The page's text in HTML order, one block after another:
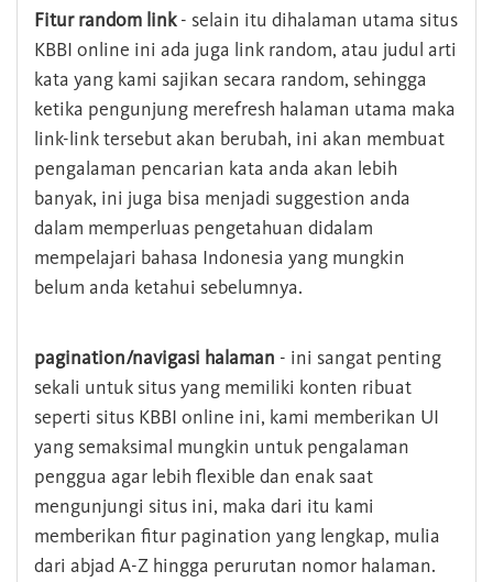
Fitur random link- selain itu dihalaman utama situs
KBBI online ini ada juga link random, atau judul arti
kata yang kami sajikan secara random, sehingga
ketika pengunjung merefresh halaman utama maka
link-link tersebut akan berubah, ini akan membuat
pengalaman pencarian kata anda akan lebih
banyak, ini juga bisa menjadi suggestion anda
dalam memperluas pengetahuan didalam
mempelajari bahasa Indonesia yang mungkin
belum anda ketahui sebelumnya.
pagination/navigasi halaman - ini sangat penting
sekali untuk situs yang memiliki konten ribuat
seperti situs KBBI online ini, kami memberikan UI
yang semaksimal mungkin untuk pengalaman
penggua agar lebih flexible dan enak saat
mengunjungi situs ini, maka dari itu kami
memberikan fitur pagination yang lengkap, mulia
dari abjad A-Z hingga perurutan nomor halaman.